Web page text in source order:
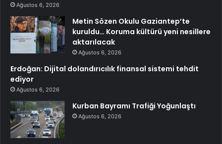
Ağustos 6, 2026
Metin Sözen Okulu Gaziantep’te
kuruldu… Koruma kültürü yeni nesillere
aktarılacak
Ağustos 6, 2026
Erdoğan: Dijital dolandırıcılık finansal sistemi tehdit
ediyor
Ağustos 6, 2026
Kurban Bayramı Trafiği Yoğunlaştı
Ağustos 6, 2026